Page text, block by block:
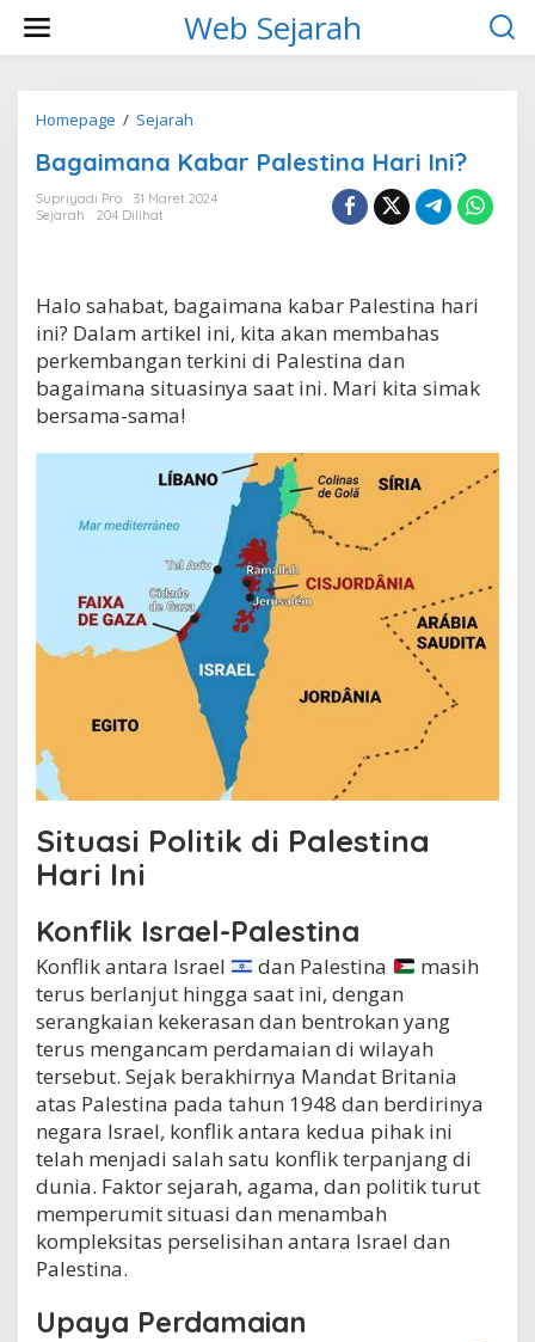
w
Web Sejarah
Homepage / Sejarah
g
i
K
a
b
r
e
n
H
i
I
n
Bagaimana Kabar Palestina Hari Ini?
Supriyadi Pro
31 Maret 2024
Sejarah
204 Dilihat
Halo sahabat, bagaimana kabar Palestina hari
ini? Dalam artikel ini, kita akan membahas
perkembangan terkini di Palestina dan
bagaimana situasinya saat ini. Mari kita simak
bersama-sama!
Situasi Politik di Palestina
Hari Ini
Konflik Israel-Palestina
Konflik antara Israel dan Palestina
masih
terus berlanjut hingga saat ini, dengan
serangkaian kekerasan dan bentrokan yang
terus mengancam perdamaian di wilayah
tersebut. Sejak berakhirnya Mandat Britania
atas Palestina pada tahun 1948 dan berdirinya
negara Israel, konflik antara kedua pihak ini
telah menjadi salah satu konflik terpanjang di
dunia. Faktor sejarah, agama, dan politik turut
memperumit situasi dan menambah
kompleksitas perselisihan antara Israel dan
Palestina.
Upaya Perdamaian